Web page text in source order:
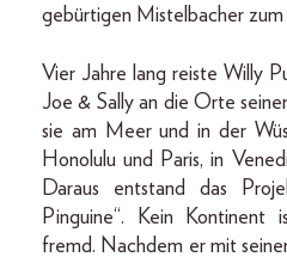
gebürtigen Mistelbacher zum
Vier Jahre lang reiste Willy
Joe & Sally an die Orte
sie am Meer und in der
Honolulu und Paris, in
Daraus entstand das
Pinguine“. Kein Kontinent
fremd. Nachdem er mit